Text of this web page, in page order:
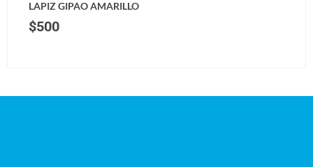
LAPIZ GIPAO AMARILLO
$500